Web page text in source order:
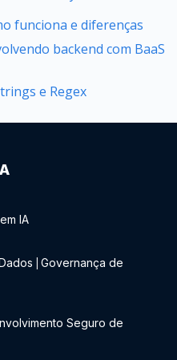
funciona e diferenças
backend com BaaS
e Regex
IA
Governança de
Seguro de